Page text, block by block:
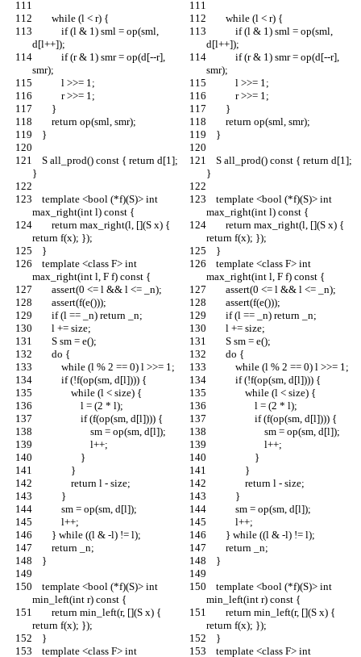
        while (l < r) {
        while (l < r) {
d[l++]);
d[l++]);
smr);
smr);
            l >>= 1;
            l >>= 1;
            r >>= 1;
            r >>= 1;
        }
        }
        return op(sml, smr);
        return op(sml, smr);
    }
    }
}
}
max_right(int l) const {
max_right(int l) const {
return f(x); });
return f(x); });
    }
    }
max_right(int l, F f) const {
max_right(int l, F f) const {
        assert(0 <= l && l <= _n);
        assert(0 <= l && l <= _n);
        assert(f(e()));
        assert(f(e()));
        if (l == _n) return _n;
        if (l == _n) return _n;
        l += size;
        l += size;
        S sm = e();
        S sm = e();
        do {
        do {
            while (l % 2 == 0) l >>= 1;
            while (l % 2 == 0) l >>= 1;
            if (!f(op(sm, d[l]))) {
            if (!f(op(sm, d[l]))) {
                while (l < size) {
                while (l < size) {
                    l = (2 * l);
                    l = (2 * l);
                    if (f(op(sm, d[l]))) {
                    if (f(op(sm, d[l]))) {
                        sm = op(sm, d[l]);
                        sm = op(sm, d[l]);
                        l++;
                        l++;
                    }
                    }
                }
                }
                return l - size;
                return l - size;
            }
            }
            sm = op(sm, d[l]);
            sm = op(sm, d[l]);
            l++;
            l++;
        } while ((l & -l) != l);
        } while ((l & -l) != l);
        return _n;
        return _n;
    }
    }
min_left(int r) const {
min_left(int r) const {
return f(x); });
return f(x); });
    }
    }